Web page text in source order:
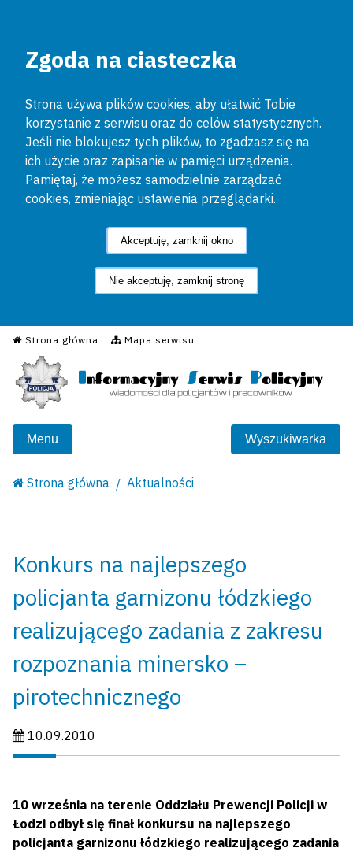
Zgoda na ciasteczka
Strona używa plików cookies, aby ułatwić Tobie
korzystanie z serwisu oraz do celów statystycznych.
Jeśli nie blokujesz tych plików, to zgadzasz się na
ich użycie oraz zapisanie w pamięci urządzenia.
Pamiętaj, że możesz samodzielnie zarządzać
cookies, zmieniając ustawienia przeglądarki.
Akceptuję, zamknij okno
Nie akceptuję, zamknij stronę
Strona główna Mapa serwisu
Informacyjny Serwis
Menu Wyszukiwarka
Strona główna Aktualności
Konkurs na najlepszego
policjanta garnizonu łódzkiego
realizującego zadania z zakresu
rozpoznania minersko –
pirotechnicznego
Data publikacji:
10.09.2010
10 września na terenie Oddziału Prewencji Policji w
Łodzi odbył się finał konkursu na najlepszego
policjanta garnizonu łódzkiego realizującego zadania